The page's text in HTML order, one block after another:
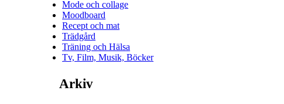
Mode och collage
Moodboard
Recept och mat
Trädgård
Träning och Hälsa
Tv, Film, Musik, Böcker
Arkiv